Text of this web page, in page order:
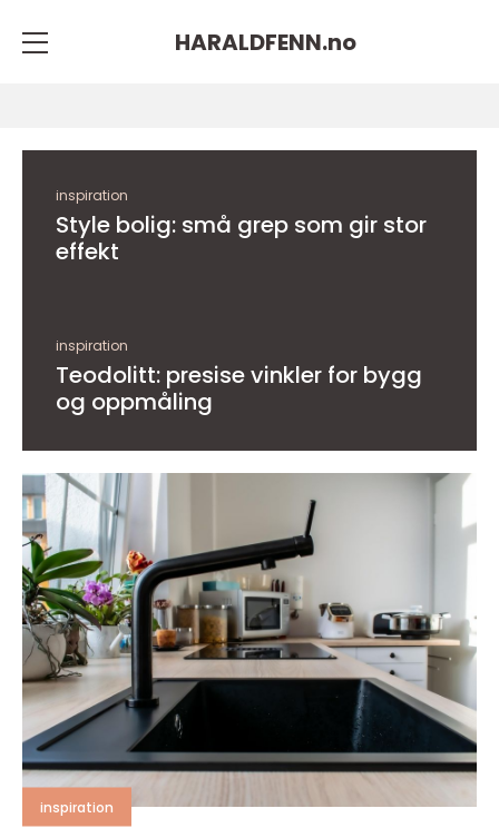
HARALDFENN.no
inspiration
Style bolig: små grep som gir stor
effekt
inspiration
Teodolitt: presise vinkler for bygg
og oppmåling
inspiration